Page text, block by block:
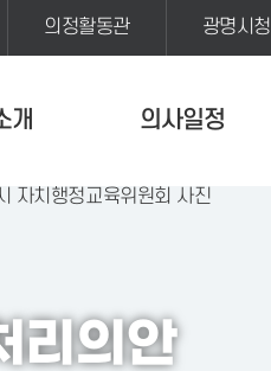
의정활동관 광명시청
개 의사일정
리의안